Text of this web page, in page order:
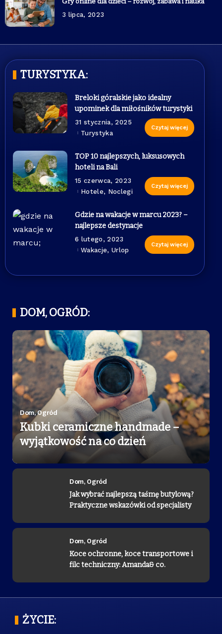
3 lipca, 2023
TURYSTYKA:
Breloki góralskie jako idealny
upominek dla miłośników turystyki
31 stycznia, 2025
Turystyka
Czytaj więcej
TOP 10 najlepszych, luksusowych
hoteli na Bali
15 czerwca, 2023
Hotele, Noclegi
Czytaj więcej
Gdzie na wakacje w marcu 2023? –
najlepsze destynacje
6 lutego, 2023
Wakacje, Urlop
Czytaj więcej
DOM, OGRÓD:
Dom, Ogród
Kubki ceramiczne handmade –
wyjątkowość na co dzień
24 lutego, 2025 Dom, Ogród
Dom, Ogród
Jak wybrać najlepszą taśmę butylową?
Praktyczne wskazówki od specjalisty
Dom, Ogród
Koce ochronne, koce transportowe i
filc techniczny: Amanda& co.
ŻYCIE: